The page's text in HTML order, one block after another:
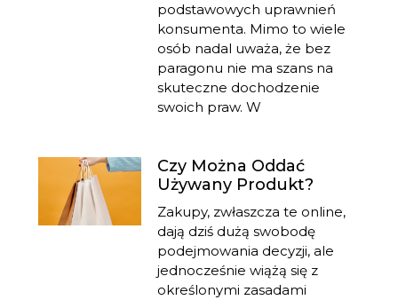
podstawowych uprawnień
konsumenta. Mimo to wiele
osób nadal uważa, że bez
paragonu nie ma szans na
skuteczne dochodzenie
swoich praw. W
Czy Można Oddać
Używany Produkt?
Zakupy, zwłaszcza te online,
dają dziś dużą swobodę
podejmowania decyzji, ale
jednocześnie wiążą się z
określonymi zasadami